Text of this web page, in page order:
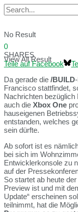
No Result
View All Result
0
SHARES
Teile auf Facebook
Da gerade die /BUILD
Francisco stattfindet,
Nachrichten bezüglich
auch die Xbox One
hauseigenen
entstanden, welches
sein dürfte.
Ab sofort ist es
bei sich im
Entwicklerkonsole zu
auf der
So startet ab heute der
Preview ist und mit
Update“ erscheinen
teilnimmt, hat die